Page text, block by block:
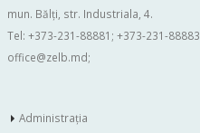
mun. Bălți, str. Industriala, 4.
Tel: +373-231-88881; +373-231-
office@zelb.md;
Administraţia